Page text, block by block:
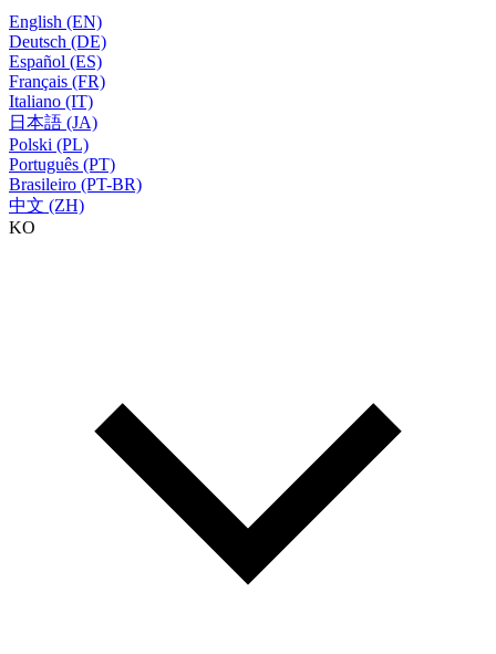
English (EN)
Deutsch (DE)
Español (ES)
Français (FR)
Italiano (IT)
日本語 (JA)
Polski (PL)
Português (PT)
Brasileiro (PT-BR)
中文 (ZH)
KO